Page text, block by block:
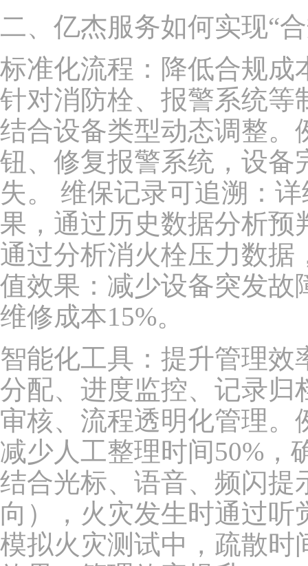
二、亿杰服务如何实现“
标准化流程：降低合规成
针对消防栓、报警系统等
结合设备类型动态调整。
钮、修复报警系统，设备
失。 维保记录可追溯：
果，通过历史数据分析预
通过分析消火栓压力数据
值效果：减少设备突发故
维修成本15%。
智能化工具：提升管理
分配、进度监控、记录归
审核、流程透明化管理。
减少人工整理时间50%，
结合光标、语音、频闪提
向），火灾发生时通过
模拟火灾测试中，疏散时